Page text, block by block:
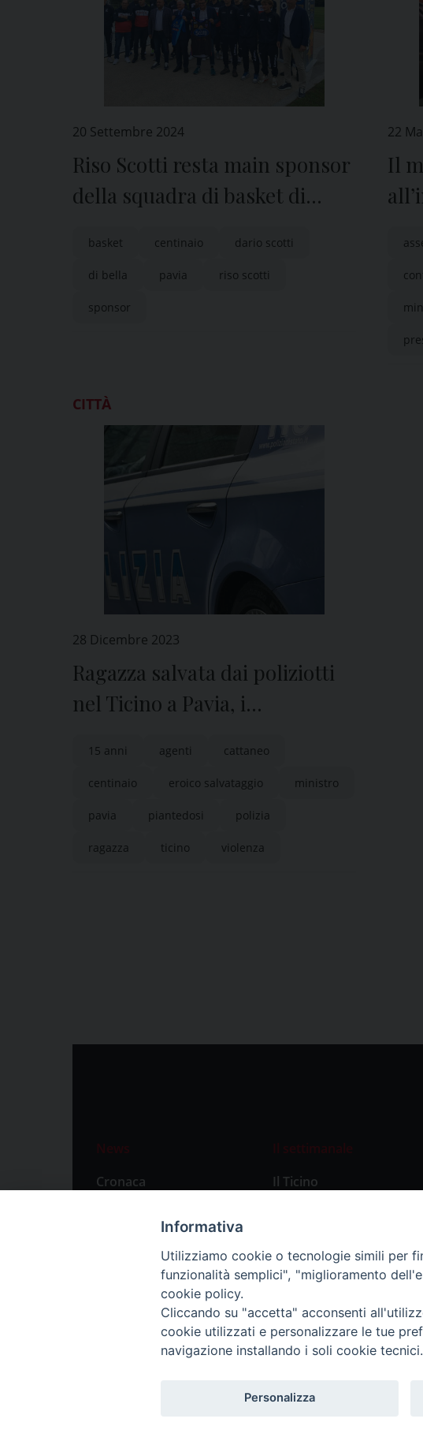
20 Settembre 2024
Riso Scotti resta main sponsor
della squadra di basket di
basket centinaio dario scotti
di bella pavia riso scotti
sponsor
22
Il
CITTÀ
28 Dicembre 2023
Ragazza salvata dai poliziotti
nel Ticino a Pavia, i
15 anni agenti cattaneo
centinaio eroico salvataggio ministro
pavia piantedosi polizia
ragazza ticino violenza
News
Cronaca
Primo Piano
Il settimanale
Il Ticino
Informativa
Utilizziamo cookie o tecnologie simili per
funzionalità semplici", "miglioramento
cookie policy.
Cliccando su "accetta" acconsenti
cookie utilizzati e personalizzare le tue
navigazione installando i soli cookie
Personalizza